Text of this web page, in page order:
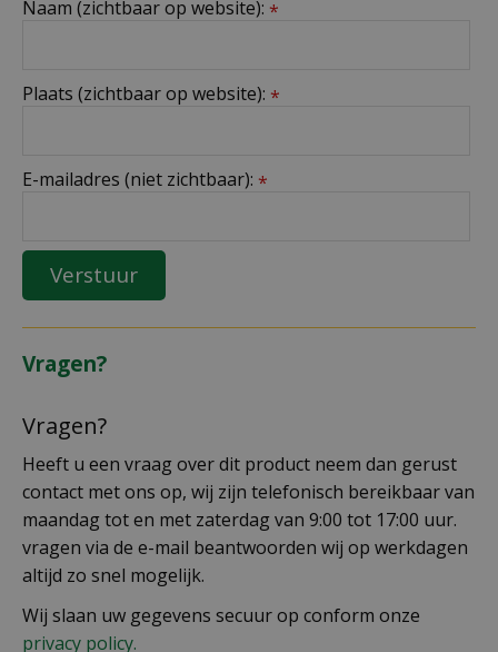
Naam (zichtbaar op website): *
Plaats (zichtbaar op website): *
E-mailadres (niet zichtbaar): *
Vragen?
Vragen?
Heeft u een vraag over dit product neem dan gerust
contact met ons op, wij zijn telefonisch bereikbaar van
maandag tot en met zaterdag van 9:00 tot 17:00 uur.
vragen via de e-mail beantwoorden wij op werkdagen
altijd zo snel mogelijk.
Wij slaan uw gegevens secuur op conform onze
privacy policy.